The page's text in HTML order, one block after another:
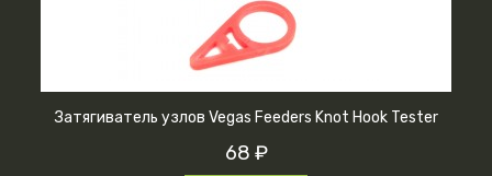
Затягиватель узлов Vegas Feeders Knot Hook Tester
68 ₽